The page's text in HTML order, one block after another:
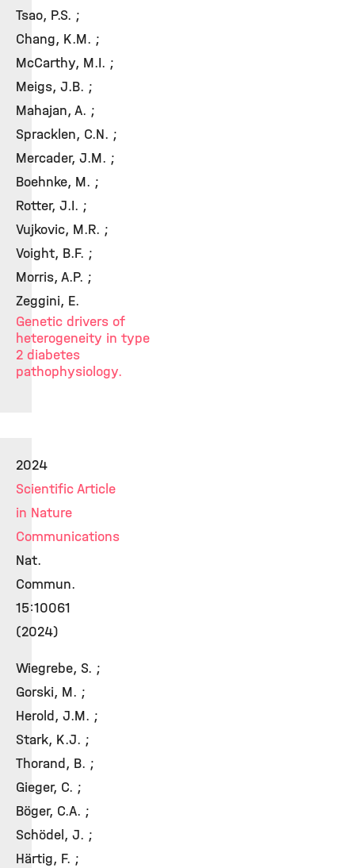
Tsao, P.S. ;
Chang, K.M. ;
McCarthy, M.I. ;
Meigs, J.B. ;
Mahajan, A. ;
Spracklen, C.N. ;
Mercader, J.M. ;
Boehnke, M. ;
Rotter, J.I. ;
Vujkovic, M.R. ;
Voight, B.F. ;
Morris, A.P. ;
Zeggini, E.
Genetic drivers of
heterogeneity in type
2 diabetes
pathophysiology.
2024
Scientific Article
in Nature
Communications
Nat.
Commun.
15:10061
(2024)
Wiegrebe, S. ;
Gorski, M. ;
Herold, J.M. ;
Stark, K.J. ;
Thorand, B. ;
Gieger, C. ;
Böger, C.A. ;
Schödel, J. ;
Härtig, F. ;